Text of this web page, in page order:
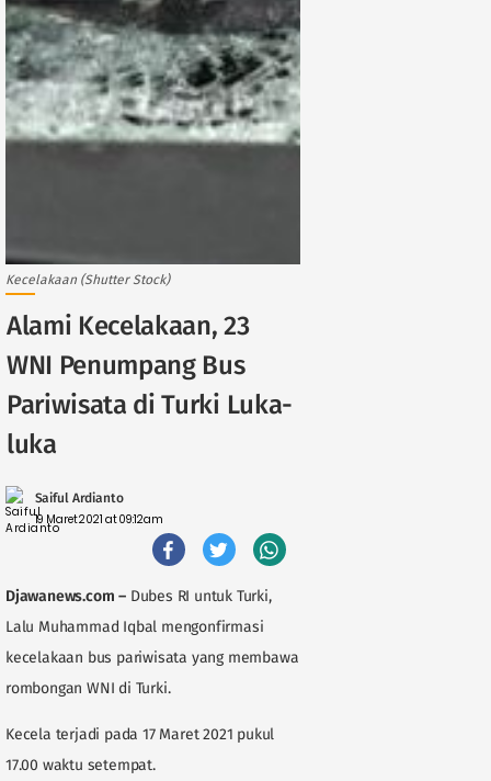
Kecelakaan (Shutter Stock)
Alami Kecelakaan, 23
WNI Penumpang Bus
Pariwisata di Turki Luka-
luka
Saiful Ardianto
19 Maret 2021 at 09:12am
Djawanews.com – Dubes RI untuk Turki,
Lalu Muhammad Iqbal mengonfirmasi
kecelakaan bus pariwisata yang membawa
rombongan WNI di Turki.
Kecela terjadi pada 17 Maret 2021 pukul
17.00 waktu setempat.